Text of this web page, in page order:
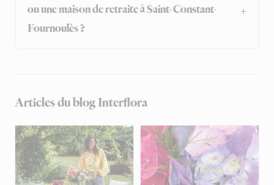
ou une maison de retraite à Saint-Constant-
Fournoulès ?
Articles du blog Interflora